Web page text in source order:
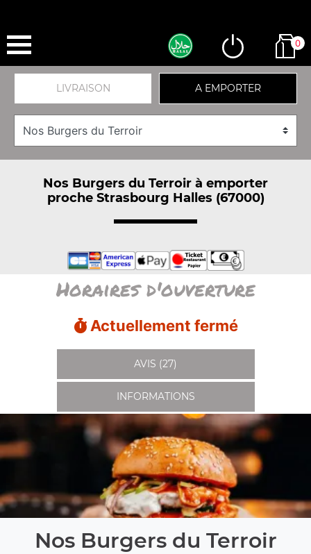
0
LIVRAISON A EMPORTER
Nos Burgers du Terroir à emporter
proche Strasbourg Halles (67000)
Horaires d'ouverture
Actuellement fermé
AVIS (27)
INFORMATIONS
Nos Burgers du Terroir